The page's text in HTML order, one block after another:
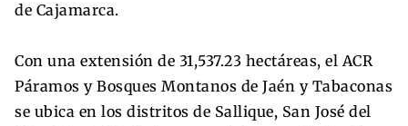
de Cajamarca.
Con una extensión de 31,537.23 hectáreas, el ACR
Páramos y Bosques Montanos de Jaén y Tabaconas
se ubica en los distritos de Sallique, San José del